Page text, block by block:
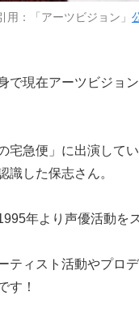
用：「アーツビジョン」
で現在アーツビジョ
宅急便」に出演して
識した保志さん。
年より声優活動を
ティスト活動やプロ
す！